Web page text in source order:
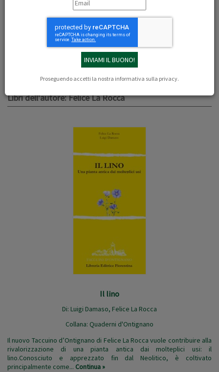
Proseguendo accetti la nostra informativa sulla privacy.
docente di “Produzioni di Piante Officinali e
degli Studi di Firenze.
Autore o co-autore di alcuni libri e di diverse
pubblicazioni su riviste nazionali e
Libri dell'autore: Felice La Rocca
Il lino
Di: Luigi Damaso, Felice La Rocca
Collana: Quaderni d'Ontignano
Il nuovo Taccuino d’Ontignano di Felice La Rocca vuole contribuire alla
rivalorizzazione di una pianta antica dai molteplici usi: il
lino.Conosciuto e apprezzato fin dal Neolitico, è coltivato
principalmente come... Continua »